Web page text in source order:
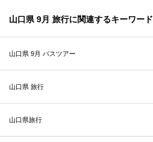
山口県 9月 旅行に関連するキーワード
山口県 9月 バスツアー
山口県 旅行
山口県旅行